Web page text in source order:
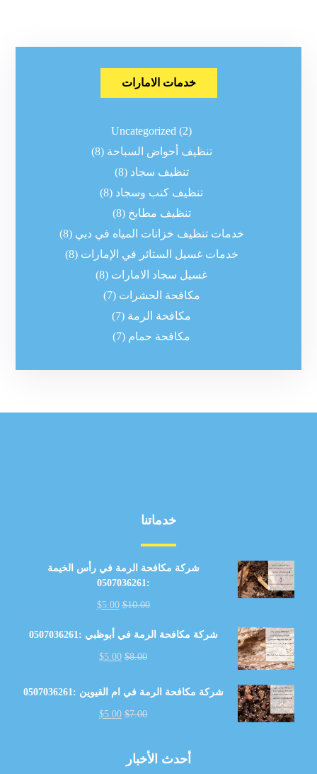
خدمات الامارات
Uncategorized (2)
تنظيف أحواض السباحة (8)
تنظيف سجاد (8)
تنظيف كنب وسجاد (8)
تنظيف مطابخ (8)
خدمات تنظيف خزانات المياه في دبي (8)
خدمات غسيل الستائر في الإمارات (8)
غسيل سجاد الامارات (8)
مكافحة الحشرات (7)
مكافحة الرمة (7)
مكافحة حمام (7)
خدماتنا
شركة مكافحة الرمة في رأس الخيمة
:0507036261
$10.00
$5.00
شركة مكافحة الرمة في أبوظبي :0507036261
$8.00
$5.00
شركة مكافحة الرمة في ام القيوين :0507036261
$7.00
$5.00
أحدث الأخبار